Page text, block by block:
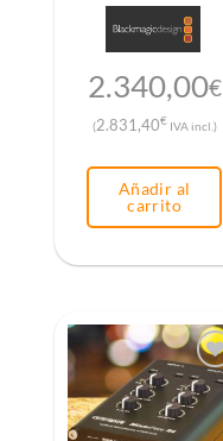
2.340,00€
(2.831,40€IVA incl.)
Añadir al
carrito